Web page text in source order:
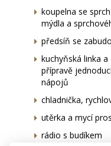
koupelna se
mýdla a
předsíň se
kuchyňská linka
přípravě
nápojů
chladnička,
utěrka a mycí
rádio s budíkem